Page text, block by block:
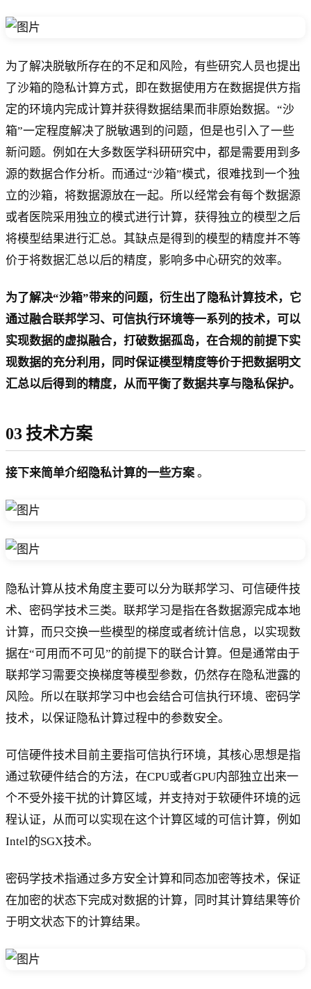
为了解决脱敏所存在的不足和风险，有些研究人员也提出
了沙箱的隐私计算方式，即在数据使用方在数据提供方指
定的环境内完成计算并获得数据结果而非原始数据。“沙
箱”一定程度解决了脱敏遇到的问题，但是也引入了一些
新问题。例如在大多数医学科研研究中，都是需要用到多
源的数据合作分析。而通过“沙箱”模式，很难找到一个独
立的沙箱，将数据源放在一起。所以经常会有每个数据源
或者医院采用独立的模式进行计算，获得独立的模型之后
将模型结果进行汇总。其缺点是得到的模型的精度并不等
价于将数据汇总以后的精度，影响多中心研究的效率。
为了解决“沙箱”带来的问题，衍生出了隐私计算技术，它
通过融合联邦学习、可信执行环境等一系列的技术，可以
实现数据的虚拟融合，打破数据孤岛，在合规的前提下实
现数据的充分利用，同时保证模型精度等价于把数据明文
汇总以后得到的精度，从而平衡了数据共享与隐私保护。
03 技术方案
接下来简单介绍隐私计算的一些方案 。
隐私计算从技术角度主要可以分为联邦学习、可信硬件技
术、密码学技术三类。联邦学习是指在各数据源完成本地
计算，而只交换一些模型的梯度或者统计信息，以实现数
据在“可用而不可见”的前提下的联合计算。但是通常由于
联邦学习需要交换梯度等模型参数，仍然存在隐私泄露的
风险。所以在联邦学习中也会结合可信执行环境、密码学
技术，以保证隐私计算过程中的参数安全。
可信硬件技术目前主要指可信执行环境，其核心思想是指
通过软硬件结合的方法，在CPU或者GPU内部独立出来一
个不受外接干扰的计算区域，并支持对于软硬件环境的远
程认证，从而可以实现在这个计算区域的可信计算，例如
Intel的SGX技术。
密码学技术指通过多方安全计算和同态加密等技术，保证
在加密的状态下完成对数据的计算，同时其计算结果等价
于明文状态下的计算结果。